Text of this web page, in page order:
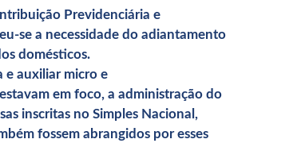
Previdenciária e
se a necessidade do adiantamento
domésticos.
e auxiliar micro e
em foco, a administração do
inscritas no Simples Nacional,
fossem abrangidos por esses